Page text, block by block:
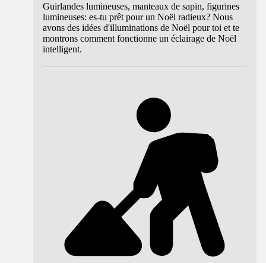
Guirlandes lumineuses, manteaux de sapin, figurines
lumineuses: es-tu prêt pour un Noël radieux? Nous
avons des idées d'illuminations de Noël pour toi et te
montrons comment fonctionne un éclairage de Noël
intelligent.